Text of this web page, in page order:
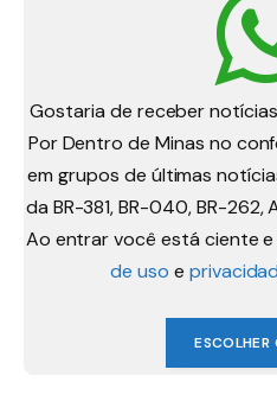
Gostaria de receber
Por Dentro de Minas no
em grupos de últimas
da BR-381, BR-040, BR-
Ao entrar você está ciente
de uso e
ESCOLHER